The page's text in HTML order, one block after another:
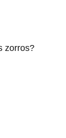
zorros?